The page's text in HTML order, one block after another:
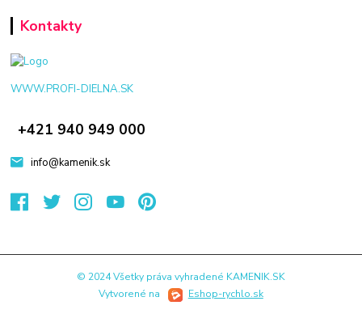
Kontakty
WWW.PROFI-DIELNA.SK
+421 940 949 000
info@kamenik.sk
© 2024 Všetky práva vyhradené KAMENIK.SK
Vytvorené na
Eshop-rychlo.sk